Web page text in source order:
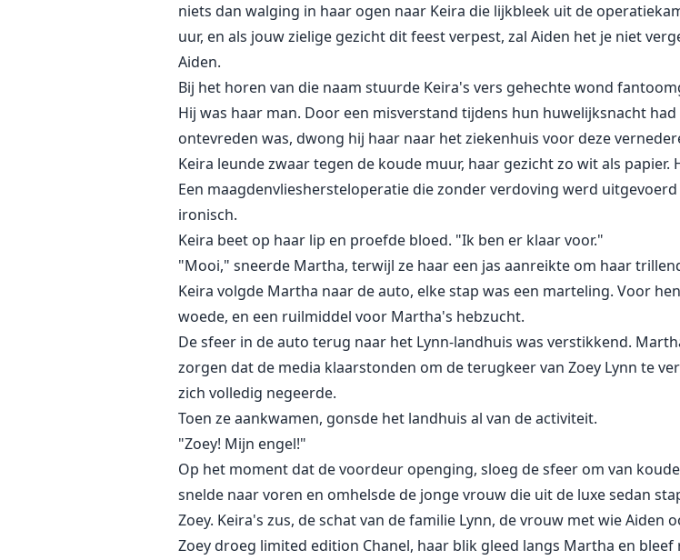
niets dan walging in haar ogen naar Keira die lijkbleek uit de
uur, en als jouw zielige gezicht dit feest verpest, zal Aiden het je niet
Aiden.
Bij het horen van die naam stuurde Keira's vers gehechte wond
Hij was haar man. Door een misverstand tijdens hun huwelijksnacht
ontevreden was, dwong hij haar naar het ziekenhuis voor deze
Keira leunde zwaar tegen de koude muur, haar gezicht zo wit als
Een maagdenvlieshersteloperatie die zonder verdoving werd
ironisch.
Keira beet op haar lip en proefde bloed. "Ik ben er klaar voor."
"Mooi," sneerde Martha, terwijl ze haar een jas aanreikte om haar
Keira volgde Martha naar de auto, elke stap was een marteling. Voor
woede, en een ruilmiddel voor Martha's hebzucht.
De sfeer in de auto terug naar het Lynn-landhuis was verstikkend.
zorgen dat de media klaarstonden om de terugkeer van Zoey Lynn te
zich volledig negeerde.
Toen ze aankwamen, gonsde het landhuis al van de activiteit.
"Zoey! Mijn engel!"
Op het moment dat de voordeur openging, sloeg de sfeer om van
snelde naar voren en omhelsde de jonge vrouw die uit de luxe sedan
Zoey. Keira's zus, de schat van de familie Lynn, de vrouw met wie
Zoey droeg limited edition Chanel, haar blik gleed langs Martha en